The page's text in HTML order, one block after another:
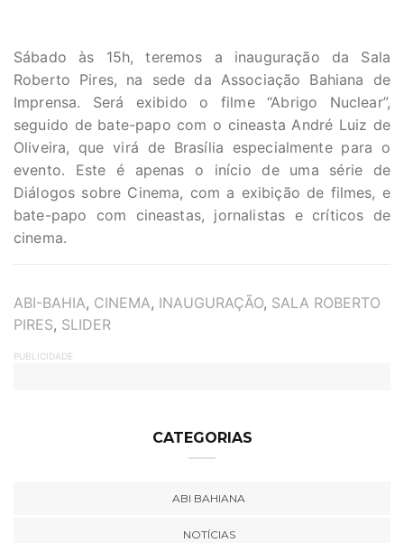
Sábado às 15h, teremos a inauguração da Sala
Roberto Pires, na sede da Associação Bahiana de
Imprensa. Será exibido o filme “Abrigo Nuclear”,
seguido de bate-papo com o cineasta André Luiz de
Oliveira, que virá de Brasília especialmente para o
evento. Este é apenas o início de uma série de
Diálogos sobre Cinema, com a exibição de filmes, e
bate-papo com cineastas, jornalistas e críticos de
cinema.
TAGS
ABI-BAHIA, CINEMA, INAUGURAÇÃO, SALA ROBERTO
PIRES, SLIDER
PUBLICIDADE
CATEGORIAS
ABI BAHIANA
NOTÍCIAS